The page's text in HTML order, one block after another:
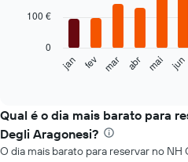
bars.
o
preço
médio
de
jan fev mar abr mai jun
0
100 €
Qual é o dia mais barato para
Degli Aragonesi?
O dia mais barato para reservar no NH